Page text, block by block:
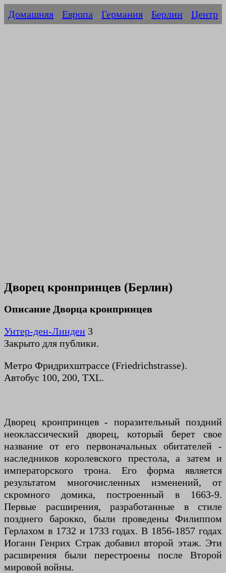
Домашняя Европа Германия Берлин Центр
Дворец кронпринцев (Берлин)
Описание Дворца кронпринцев
Унтер-ден-Линден 3
Закрыто для публики.
Метро Фридрихштрассе (Friedrichstrasse).
Автобус 100, 200, TXL.
Дворец кронпринцев - поразительный поздний
неоклассический дворец, который берет свое
название от его первоначальных обитателей -
наследников королевского престола, а затем и
императорского трона. Его форма является
результатом многочисленных изменений, от
скромного домика, построенный в 1663-9.
Первые расширения, разработанные в стиле
позднего барокко, были проведены Филиппом
Герлахом в 1732 и 1733 годах. В 1856-1857 годах
Иоганн Генрих Страк добавил второй этаж. Эти
расширения были перестроены после Второй
мировой войны.